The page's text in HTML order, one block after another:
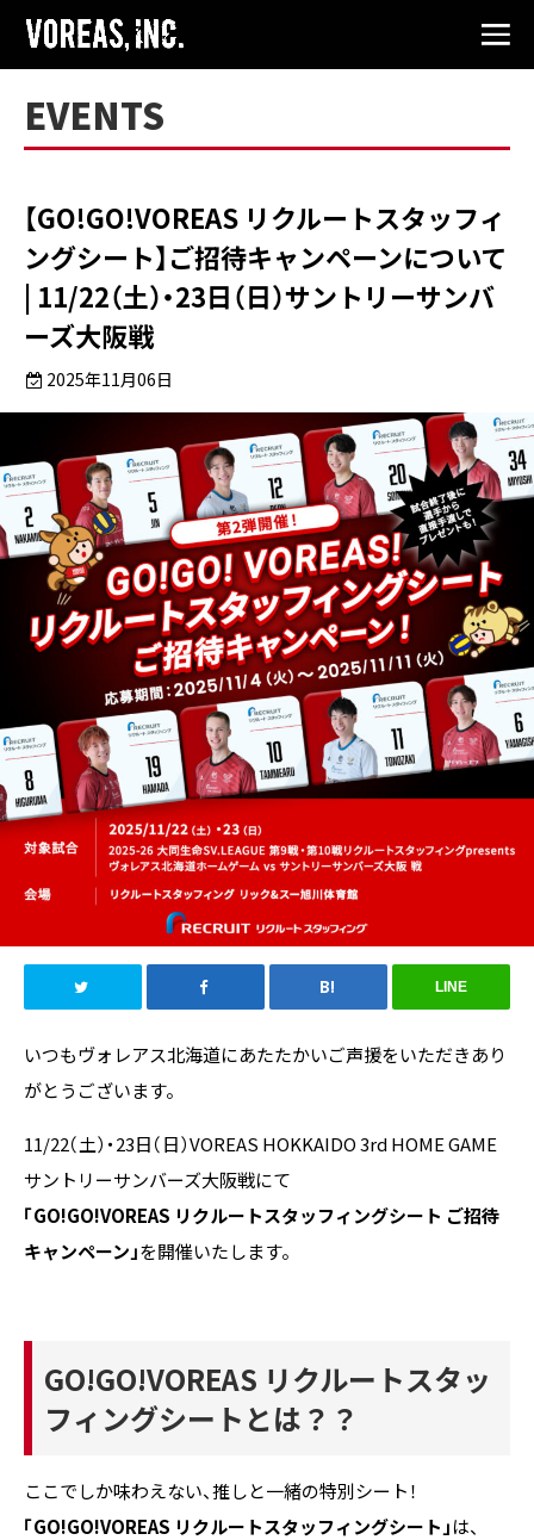
EVENTS
【GO!GO!VOREAS リクルートスタッフィ
ングシート】ご招待キャンペーンについて
| 11/22（土）・23日（日）サントリーサンバ
ーズ大阪戦
2025年11月06日
LINE
いつもヴォレアス北海道にあたたかいご声援をいただきあり
がとうございます。
11/22（土）・23日（日）VOREAS HOKKAIDO 3rd HOME GAME
サントリーサンバーズ大阪戦にて
「GO!GO!VOREAS リクルートスタッフィングシート ご招待
キャンペーン」を開催いたします。
GO!GO!VOREAS リクルートスタッ
フィングシートとは？？
ここでしか味わえない、推しと一緒の特別シート！
「GO!GO!VOREAS リクルートスタッフィングシート」は、